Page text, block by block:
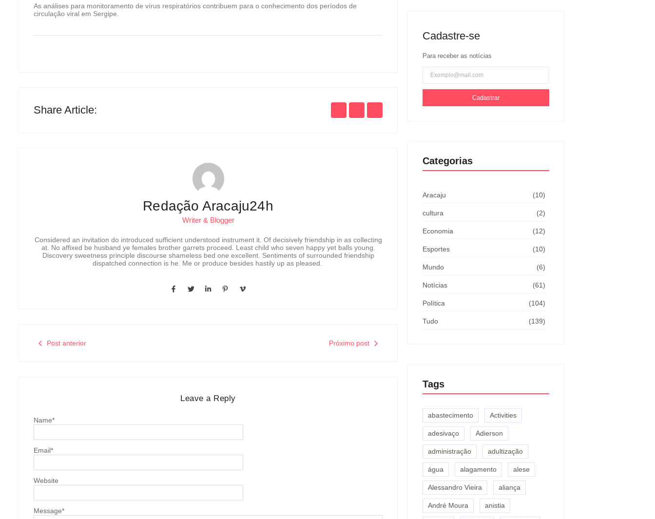
As análises para monitoramento de vírus respiratórios contribuem para o conhecimento dos períodos de
circulação viral em Sergipe.
Share Article:
Redação Aracaju24h
Writer & Blogger
Considered an invitation do introduced sufficient understood instrument it. Of decisively friendship in as collecting
at. No affixed be husband ye females brother garrets proceed. Least child who seven happy yet balls young.
Discovery sweetness principle discourse shameless bed one excellent. Sentiments of surrounded friendship
dispatched connection is he. Me or produce besides hastily up as pleased.
Post anterior Próximo post
Leave a Reply
Message*
Name*
Email*
Website
Cadastre-se
Para receber as notícias
Cadastrar
Categorias
Aracaju (10)
cultura (2)
Economia (12)
Esportes (10)
Mundo (6)
Notícias (61)
Política (104)
Tudo (139)
Tags
abastecimento Activities
adesivaço Adierson
administração adultização
água alagamento alese
Alessandro Vieira aliança
André Moura anistia